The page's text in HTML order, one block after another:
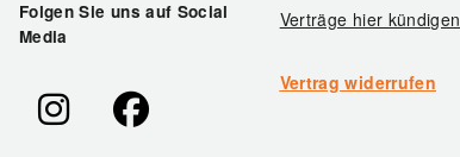
Folgen Sie uns auf Social
Media
Verträge hier kündigen
Vertrag widerrufen